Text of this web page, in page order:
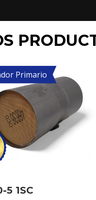
Primario
5 1SC